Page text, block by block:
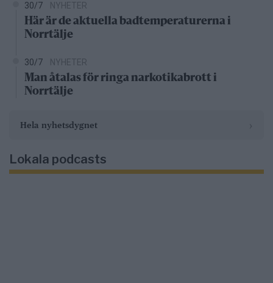
30/7 NYHETER
Här är de aktuella badtemperaturerna i
Norrtälje
30/7 NYHETER
Man åtalas för ringa narkotikabrott i
Norrtälje
Hela nyhetsdygnet
Lokala podcasts